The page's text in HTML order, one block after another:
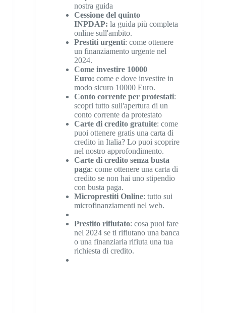
nostra guida
Cessione del quinto
INPDAP:la guida più completa
online sull'ambito.
Prestiti urgenti: come ottenere
un finanziamento urgente nel
2024.
Come investire 10000
Euro:come e dove investire in
modo sicuro 10000 Euro.
Conto corrente per protestati:
scopri tutto sull'apertura di un
conto corrente da protestato
Carte di credito gratuite: come
puoi ottenere gratis una carta di
credito in Italia? Lo puoi scoprire
nel nostro approfondimento.
Carte di credito senza busta
paga: come ottenere una carta di
credito se non hai uno stipendio
con busta paga.
Microprestiti Online: tutto sui
microfinanziamenti nel web.
Prestito rifiutato: cosa puoi fare
nel 2024 se ti rifiutano una banca
o una finanziaria rifiuta una tua
richiesta di credito.